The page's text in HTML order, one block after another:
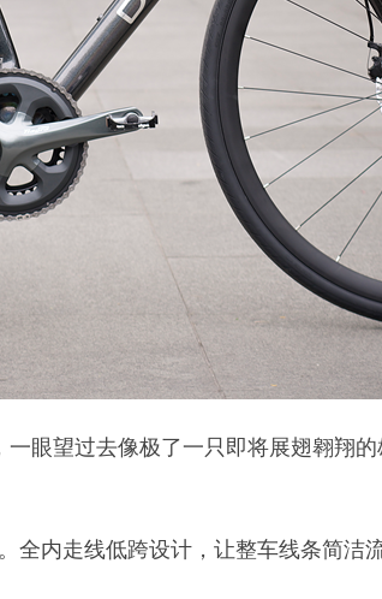
眼望过去像极了一只即将展翅翱翔
全内走线低跨设计，让整车线条简洁